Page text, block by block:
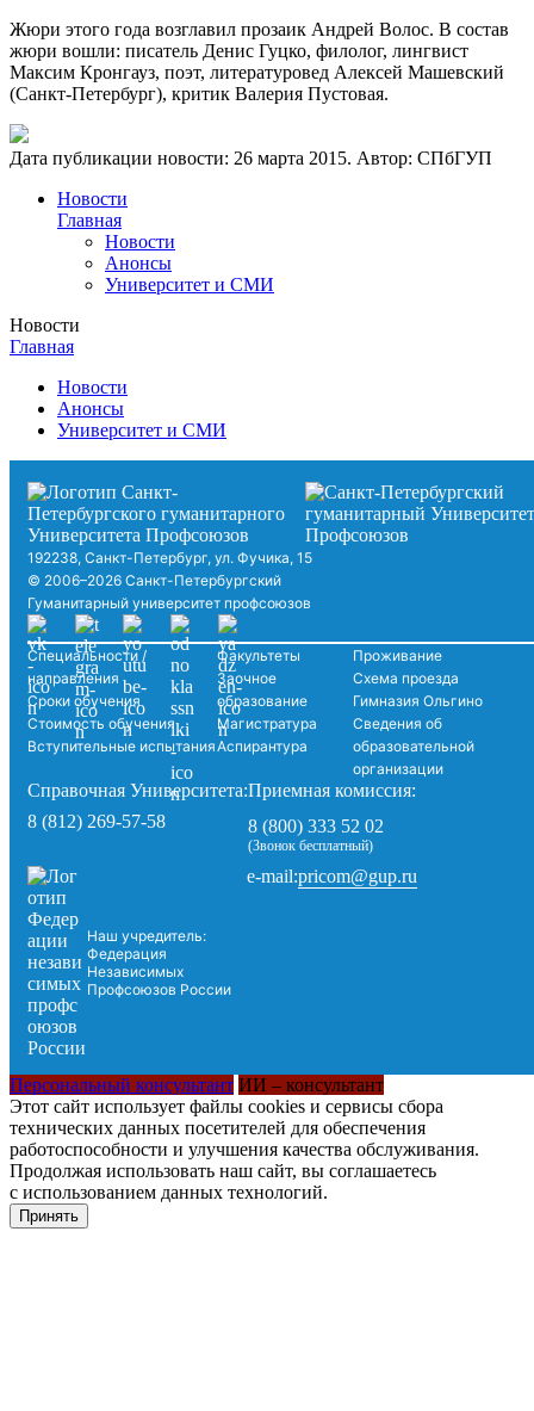
Жюри этого года возглавил прозаик Андрей Волос. В состав
жюри вошли: писатель Денис Гуцко, филолог, лингвист
Максим Кронгауз, поэт, литературовед Алексей Машевский
(Санкт-Петербург), критик Валерия Пустовая.
Дата публикации новости: 26 марта 2015. Автор: СПбГУП
Новости
Главная
Новости
Анонсы
Университет и СМИ
Новости
Главная
Новости
Анонсы
Университет и СМИ
192238, Санкт-Петербург, ул. Фучика, 15
© 2006–2026 Санкт-Петербургский
Гуманитарный университет профсоюзов
Специальности /
направления
Сроки обучения
Стоимость обучения
Вступительные испытания
Факультеты
Заочное
образование
Магистратура
Аспирантура
Проживание
Схема проезда
Гимназия Ольгино
Сведения об
образовательной
организации
Справочная Университета:
8 (812) 269-57-58
Приемная комиссия:
8 (800) 333 52 02
(Звонок бесплатный)
Наш учредитель:
Федерация
Независимых
Профсоюзов России
e-mail:pricom@gup.ru
Персональный консультант ИИ – консультант
Этот сайт использует файлы cookies и сервисы сбора
технических данных посетителей для обеспечения
работоспособности и улучшения качества обслуживания.
Продолжая использовать наш сайт, вы соглашаетесь
с использованием данных технологий.
Принять